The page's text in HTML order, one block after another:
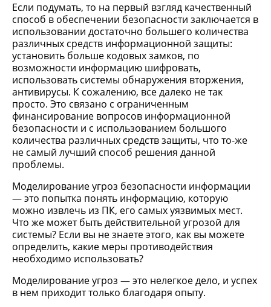
Если подумать, то на первый взгляд качественный
способ в обеспечении безопасности заключается в
использовании достаточно большего количества
различных средств информационной защиты:
установить больше кодовых замков, по
возможности информацию шифровать,
использовать системы обнаружения вторжения,
антивирусы. К сожалению, все далеко не так
просто. Это связано с ограниченным
финансирование вопросов информационной
безопасности и с использованием большого
количества различных средств защиты, что то-же
не самый лучший способ решения данной
проблемы.
Моделирование угроз безопасности информации
— это попытка понять информацию, которую
можно извлечь из ПК, его самых уязвимых мест.
Что же может быть действительной угрозой для
системы? Если вы не знаете этого, как вы можете
определить, какие меры противодействия
необходимо использовать?
Моделирование угроз — это нелегкое дело, и успех
в нем приходит только благодаря опыту.